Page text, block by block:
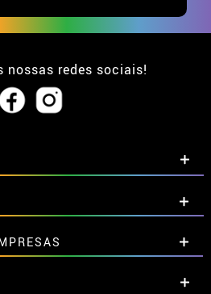
nossas redes sociais!
grupos.
aqui
grupos.